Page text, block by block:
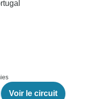
Voir le circuit